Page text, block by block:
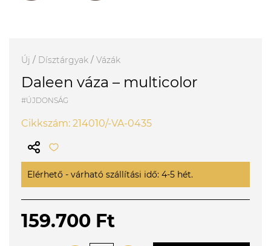
Új / Dísztárgyak / Vázák
Daleen váza – multicolor
#ÚJDONSÁG
Cikkszám: 214010/-VA-0435
Elérhető - várható szállítási idő: 4-5 hét.
159.700 Ft